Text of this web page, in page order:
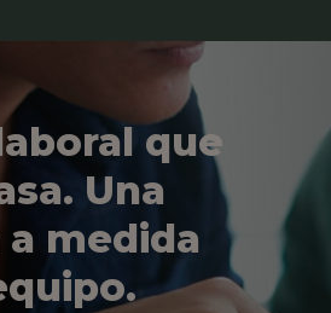
que
Una
medida